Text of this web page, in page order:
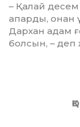
– Қалай
апарды, онан
Дархан адам
болсын, – деп